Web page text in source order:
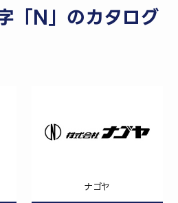
「N」のカタログ
ナゴヤ